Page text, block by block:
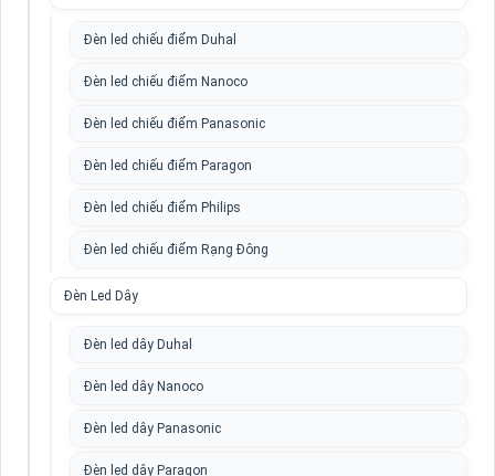
Đèn led chiếu điểm Duhal
Đèn led chiếu điểm Nanoco
Đèn led chiếu điểm Panasonic
Đèn led chiếu điểm Paragon
Đèn led chiếu điểm Philips
Đèn led chiếu điểm Rạng Đông
Đèn Led Dây
Đèn led dây Duhal
Đèn led dây Nanoco
Đèn led dây Panasonic
Đèn led dây Paragon